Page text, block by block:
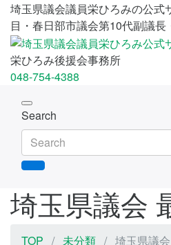
埼玉県議会議員栄ひろみの公式
目・春日部市議会第10代副議
栄ひろみ後援会事務所
048-754-4388
Toggle
navigation
Search
埼玉県議会
TOP 未分類 埼玉県議